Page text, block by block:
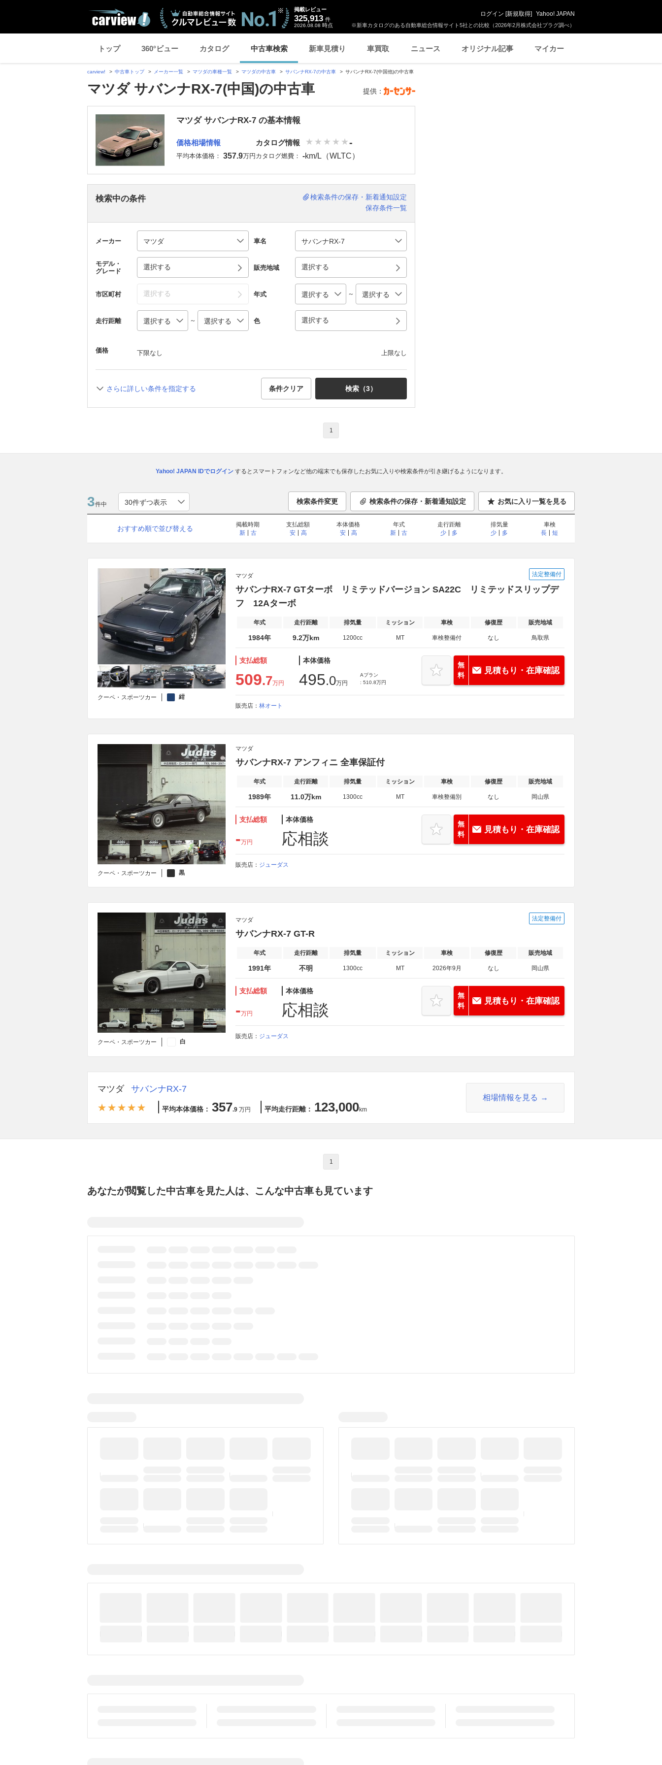
※新車カタログのある自動車総合情報サイト5社との比較（2026年2月株式会社プラグ調べ）
掲載レビュー
325,913 件
2026.08.08 時点
ログイン [新規取得] Yahoo! JAPAN
トップ 360°ビュー カタログ 中古車検索 新車見積り 車買取 ニュース オリジナル記事 マイカー
carview! 中古車トップ メーカー一覧 マツダの車種一覧 マツダの中古車 サバンナRX-7の中古車 サバンナRX-7(中国他)の中古車
マツダ サバンナRX-7(中国)の中古車 提供：
マツダ サバンナRX-7 の基本情報
価格相場情報
平均本体価格： 357.9万円
カタログ情報 -
カタログ燃費： -km/L（WLTC）
検索中の条件
検索条件の保存・新着通知設定
保存条件一覧
メーカー 車名
モデル・
グレード
選択する 販売地域 選択する
市区町村 選択する 年式 ～
走行距離 ～ 色 選択する
価格 下限なし 上限なし
さらに詳しい条件を指定する 条件クリア 検索（3）
1
Yahoo! JAPAN IDでログインするとスマートフォンなど他の端末でも保存したお気に入りや検索条件が引き継げるようになります。
3件中 検索条件変更 検索条件の保存・新着通知設定 お気に入り一覧を見る
おすすめ順で並び替える
掲載時期
新
古
支払総額
安
高
本体価格
安
高
年式
新
古
走行距離
少
多
排気量
少
多
車検
長
短
クーペ・スポーツカー 紺
マツダ 法定整備付
サバンナRX-7 GTターボ リミテッドバージョン SA22C リミテッドスリップデ
フ 12Aターボ
年式 走行距離 排気量 ミッション 車検 修復歴 販売地域
1984年 9.2万km 1200cc MT 車検整備付 なし 鳥取県
支払総額
509.7万円
本体価格
495.0万円
Aプラン
: 510.8万円
無
料
見積もり・在庫確認
販売店： 林オート
クーペ・スポーツカー 黒
マツダ
サバンナRX-7 アンフィニ 全車保証付
年式 走行距離 排気量 ミッション 車検 修復歴 販売地域
1989年 11.0万km 1300cc MT 車検整備別 なし 岡山県
支払総額
-万円
本体価格
応相談
無
料
見積もり・在庫確認
販売店： ジューダス
クーペ・スポーツカー 白
マツダ 法定整備付
サバンナRX-7 GT-R
年式 走行距離 排気量 ミッション 車検 修復歴 販売地域
1991年 不明 1300cc MT 2026年9月 なし 岡山県
支払総額
-万円
本体価格
応相談
無
料
見積もり・在庫確認
販売店： ジューダス
マツダ サバンナRX-7
平均本体価格： 357.9 万円 平均走行距離： 123,000km
相場情報を見る
1
あなたが閲覧した中古車を見た人は、こんな中古車も見ています